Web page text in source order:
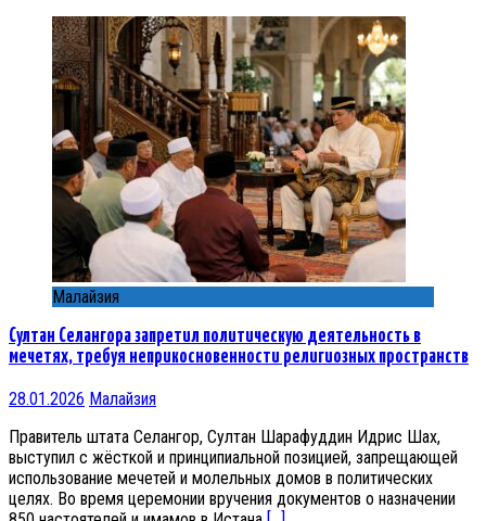
Малайзия
Султан Селангора запретил политическую деятельность в
мечетях, требуя неприкосновенности религиозных пространств
28.01.2026 Малайзия
Правитель штата Селангор, Султан Шарафуддин Идрис Шах,
выступил с жёсткой и принципиальной позицией, запрещающей
использование мечетей и молельных домов в политических
целях. Во время церемонии вручения документов о назначении